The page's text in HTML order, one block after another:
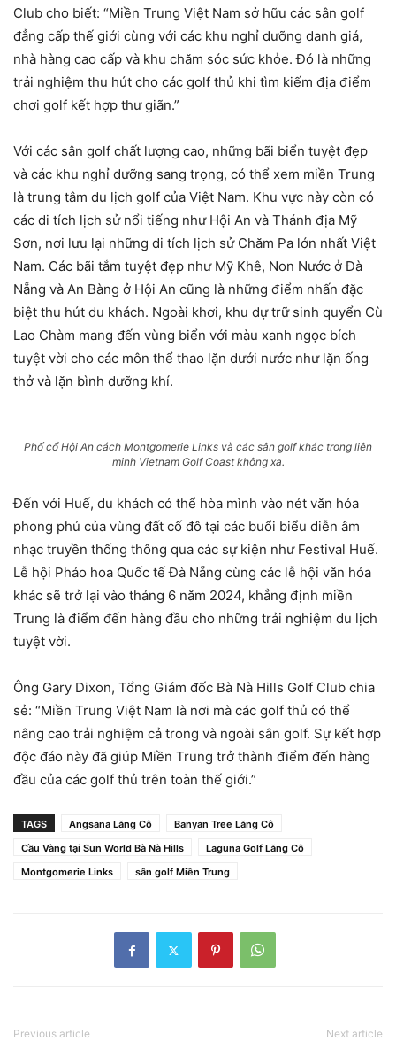
Club cho biết: “Miền Trung Việt Nam sở hữu các sân golf
đẳng cấp thế giới cùng với các khu nghỉ dưỡng danh giá,
nhà hàng cao cấp và khu chăm sóc sức khỏe. Đó là những
trải nghiệm thu hút cho các golf thủ khi tìm kiếm địa điểm
chơi golf kết hợp thư giãn.”
Với các sân golf chất lượng cao, những bãi biển tuyệt đẹp
và các khu nghỉ dưỡng sang trọng, có thể xem miền Trung
là trung tâm du lịch golf của Việt Nam. Khu vực này còn có
các di tích lịch sử nổi tiếng như Hội An và Thánh địa Mỹ
Sơn, nơi lưu lại những di tích lịch sử Chăm Pa lớn nhất Việt
Nam. Các bãi tắm tuyệt đẹp như Mỹ Khê, Non Nước ở Đà
Nẵng và An Bàng ở Hội An cũng là những điểm nhấn đặc
biệt thu hút du khách. Ngoài khơi, khu dự trữ sinh quyển Cù
Lao Chàm mang đến vùng biển với màu xanh ngọc bích
tuyệt vời cho các môn thể thao lặn dưới nước như lặn ống
thở và lặn bình dưỡng khí.
Phố cổ Hội An cách Montgomerie Links và các sân golf khác trong liên
minh Vietnam Golf Coast không xa.
Đến với Huế, du khách có thể hòa mình vào nét văn hóa
phong phú của vùng đất cố đô tại các buổi biểu diễn âm
nhạc truyền thống thông qua các sự kiện như Festival Huế.
Lễ hội Pháo hoa Quốc tế Đà Nẵng cùng các lễ hội văn hóa
khác sẽ trở lại vào tháng 6 năm 2024, khẳng định miền
Trung là điểm đến hàng đầu cho những trải nghiệm du lịch
tuyệt vời.
Ông Gary Dixon, Tổng Giám đốc Bà Nà Hills Golf Club chia
sẻ: “Miền Trung Việt Nam là nơi mà các golf thủ có thể
nâng cao trải nghiệm cả trong và ngoài sân golf. Sự kết hợp
độc đáo này đã giúp Miền Trung trở thành điểm đến hàng
đầu của các golf thủ trên toàn thế giới.”
TAGS Angsana Lăng Cô
Banyan Tree Lăng Cô
Cầu Vàng tại Sun World Bà Nà Hills
Laguna Golf Lăng Cô
Montgomerie Links
sân golf Miền Trung
Previous article Next article